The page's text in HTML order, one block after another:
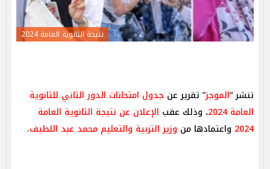
نتيجة الثانوية العامة 2024
تنشر “الموجز” تقرير عن جدول امتحانات الدور الثاني للثانوية
العامة 2024
، وذلك عقب الإعلان عن نتيجة الثانوية العامة
2024 واعتمادها من وزير التربية والتعليم محمد عبد اللطيف.